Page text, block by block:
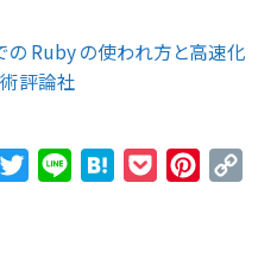
Ruby の使われ方と高速化
評論社
FacebookTwitterLine HatenaPocket